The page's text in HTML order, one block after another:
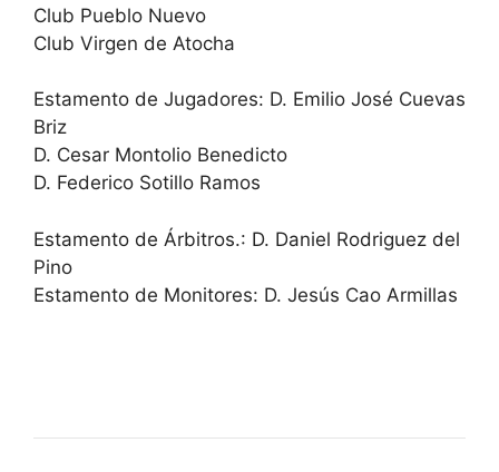
Club Pueblo Nuevo
Club Virgen de Atocha
Estamento de Jugadores: D. Emilio José Cuevas
Briz
D. Cesar Montolio Benedicto
D. Federico Sotillo Ramos
Estamento de Árbitros.: D. Daniel Rodriguez del
Pino
Estamento de Monitores: D. Jesús Cao Armillas